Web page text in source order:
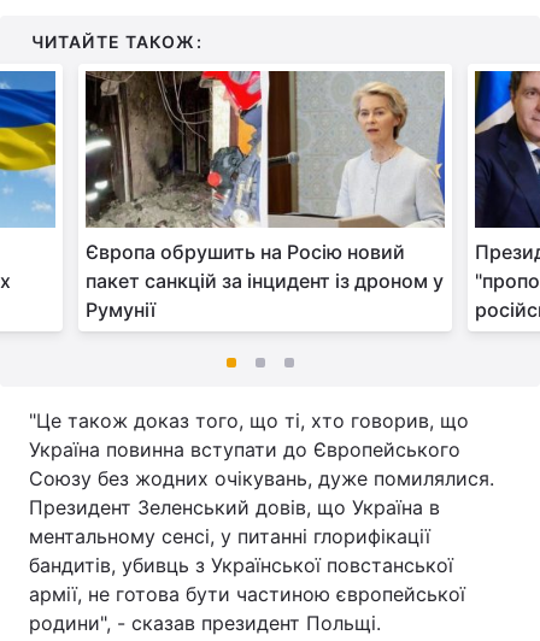
ЧИТАЙТЕ ТАКОЖ:
Європа обрушить на Росію новий
пакет санкцій за інцидент із дроном у
Румунії
"Це також доказ того, що ті, хто говорив, що
Україна повинна вступати до Європейського
Союзу без жодних очікувань, дуже помилялися.
Президент Зеленський довів, що Україна в
ментальному сенсі, у питанні глорифікації
бандитів, убивць з Української повстанської
армії, не готова бути частиною європейської
родини", - сказав президент Польщі.